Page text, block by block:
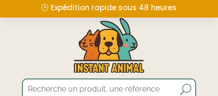
🕒 Expédition rapide sous 48 heures